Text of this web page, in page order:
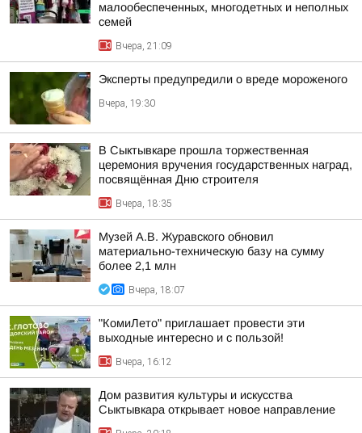
малообеспеченных, многодетных и неполных
семей
Вчера, 21:09
Эксперты предупредили о вреде мороженого
Вчера, 19:30
В Сыктывкаре прошла торжественная
церемония вручения государственных наград,
посвящённая Дню строителя
Вчера, 18:35
Музей А.В. Журавского обновил
материально-техническую базу на сумму
более 2,1 млн
Вчера, 18:07
"КомиЛето" приглашает провести эти
выходные интересно и с пользой!
Вчера, 16:12
Дом развития культуры и искусства
Сыктывкара открывает новое направление